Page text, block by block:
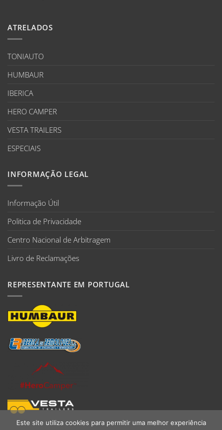
ATRELADOS
TONIAUTO
HUMBAUR
IBERICA
HERO CAMPER
VESTA TRAILERS
ESPECIAIS
INFORMAÇÃO LEGAL
Informação Útil
Politica de Privacidade
Centro Nacional de Arbitragem
Livro de Reclamações
REPRESENTANTE EM PORTUGAL
Este site utiliza cookies para permitir uma melhor experiência